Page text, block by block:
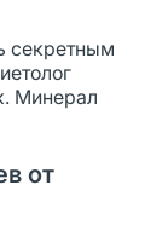
секретным
Минерал
от